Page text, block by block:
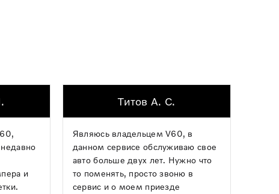
и
Титов А. С.
Являюсь владельцем V60, в
данном сервисе обслуживаю свое
авто больше двух лет. Нужно что
то поменять, просто звоню в
сервис и о моем приезде